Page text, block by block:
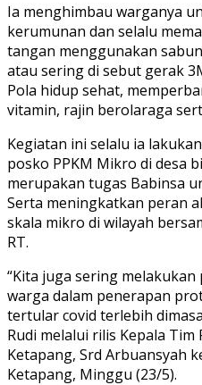
Ia menghimbau warganya
kerumunan dan selalu
tangan menggunakan
atau sering di sebut gerak
Pola hidup sehat,
vitamin, rajin berolaraga
Kegiatan ini selalu ia
posko PPKM Mikro di desa
merupakan tugas Babinsa
Serta meningkatkan peran
skala mikro di wilayah
RT.
“Kita juga sering
warga dalam penerapan
tertular covid terlebih
Rudi melalui rilis Kepala Tim
Ketapang, Srd Arbuansyah
Ketapang, Minggu (23/5).